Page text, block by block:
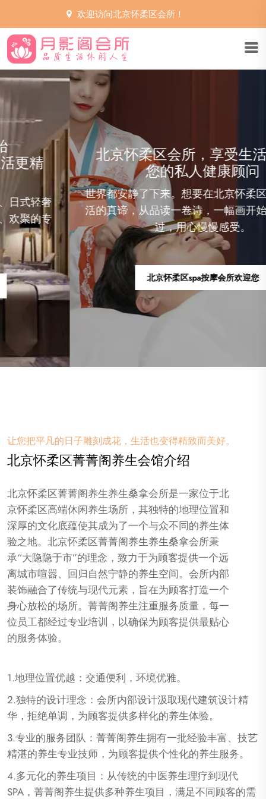
欢迎访问北京怀柔区会所！
京怀柔区会所，享受生活的艺术
您的私人健康顾问
都安静了下来。想要在北京怀柔区会所寻找生
真谛，从品读一卷诗，一幅画开始，用指尖抚
过，用心慢慢感受。
北京怀柔区spa按摩会所欢迎您
北
让您把平凡的日子雕刻成花，生活也变得精致而美好。
北京怀柔区菁菁阁养生会馆介绍
北京怀柔区菁菁阁养生养生桑拿会所是一家位于北
京怀柔区高端休闲养生场所，其独特的地理位置和
深厚的文化底蕴使其成为了一个与众不同的养生体
验之地。北京怀柔区菁菁阁养生养生桑拿会所秉
承“大隐隐于市”的理念，致力于为顾客提供一个远
离城市喧嚣、回归自然宁静的养生空间。会所内部
装饰融合了传统与现代元素，旨在为顾客打造一个
身心放松的场所。菁菁阁养生注重服务质量，每一
位员工都经过专业培训，以确保为顾客提供最贴心
的服务体验。
1.地理位置优越：交通便利，环境优雅。
2.独特的设计理念：会所内部设计汲取现代建筑设计精
华，拒绝单调，为顾客提供多样化的养生体验。
3.专业的服务团队：菁菁阁养生拥有一批经验丰富、技艺
精湛的养生专业技师，为顾客提供个性化的养生服务。
4.多元化的养生项目：从传统的中医养生理疗到现代
SPA，菁菁阁养生提供多种养生项目，满足不同顾客的需